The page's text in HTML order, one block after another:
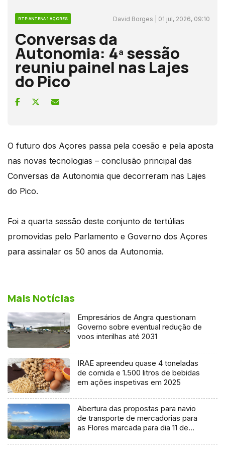
RTP ANTENA 1 AÇORES David Borges | 01 jul, 2026, 09:10
Conversas da
Autonomia: 4ª sessão
reuniu painel nas Lajes
do Pico
O futuro dos Açores passa pela coesão e pela aposta
nas novas tecnologias – conclusão principal das
Conversas da Autonomia que decorreram nas Lajes
do Pico.
Foi a quarta sessão deste conjunto de tertúlias
promovidas pelo Parlamento e Governo dos Açores
para assinalar os 50 anos da Autonomia.
Mais Notícias
Empresários de Angra questionam
Governo sobre eventual redução de
voos interilhas até 2031
IRAE apreendeu quase 4 toneladas
de comida e 1.500 litros de bebidas
em ações inspetivas em 2025
Abertura das propostas para navio
de transporte de mercadorias para
as Flores marcada para dia 11 de